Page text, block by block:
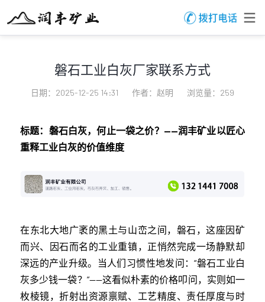
磐石工业白灰厂家联系方式
日期：2025-12-25 14:31 作者：赵明 浏览量：259
标题：磐石白灰，何止一袋之价？——润丰矿业以匠心
重释工业白灰的价值维度
在东北大地广袤的黑土与山峦之间，磐石，这座因矿
而兴、因石而名的工业重镇，正悄然完成一场静默却
深远的产业升级。当人们习惯性地发问：“磐石工业白
灰多少钱一袋？”——这看似朴素的价格叩问，实则如一
枚棱镜，折射出资源禀赋、工艺精度、责任厚度与时